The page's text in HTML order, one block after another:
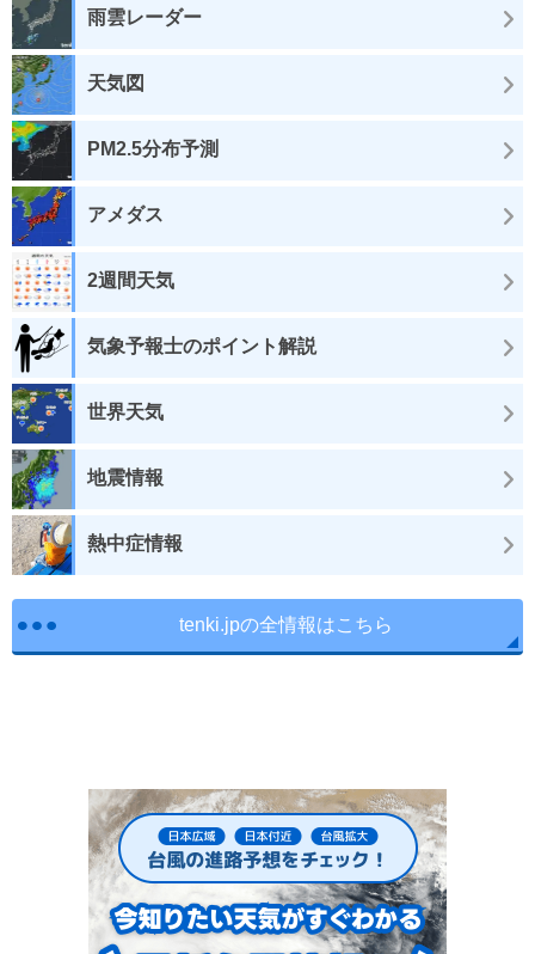
雨雲レーダー
天気図
PM2.5分布予測
アメダス
2週間天気
気象予報士のポイント解説
世界天気
地震情報
熱中症情報
tenki.jpの全情報はこちら